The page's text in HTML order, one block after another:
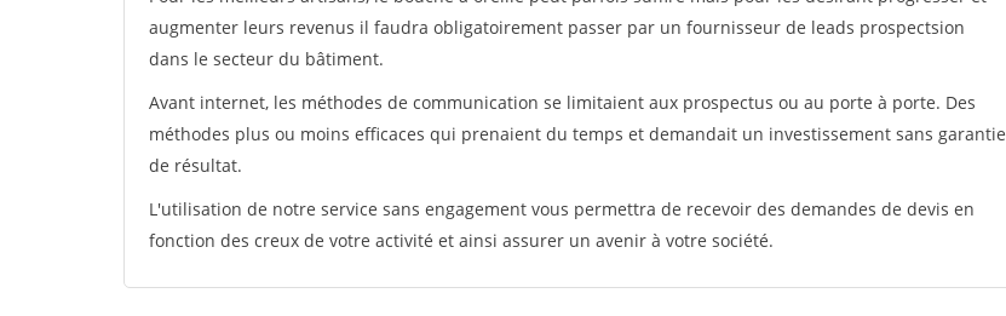
augmenter leurs revenus il faudra obligatoirement passer par un fournisseur de leads prospectsion
dans le secteur du bâtiment.
Avant internet, les méthodes de communication se limitaient aux prospectus ou au porte à porte. Des
méthodes plus ou moins efficaces qui prenaient du temps et demandait un investissement sans garantie
de résultat.
L'utilisation de notre service sans engagement vous permettra de recevoir des demandes de devis en
fonction des creux de votre activité et ainsi assurer un avenir à votre société.